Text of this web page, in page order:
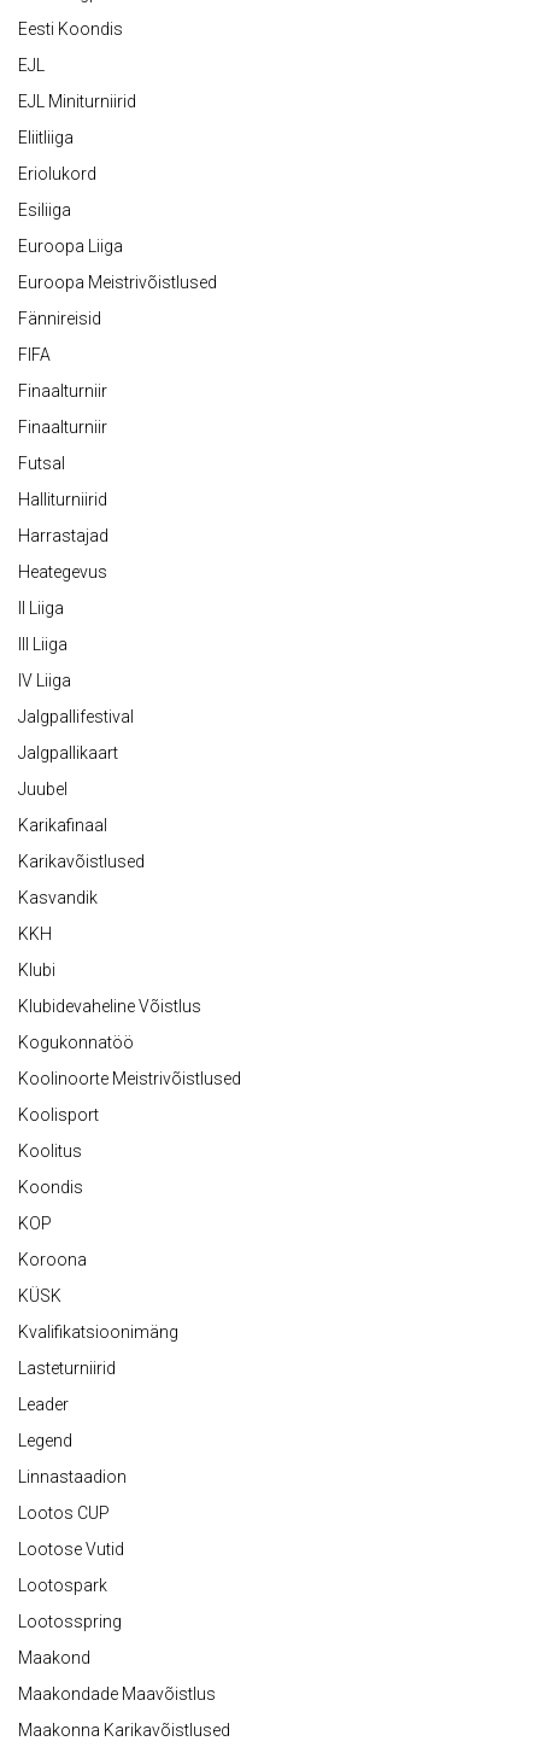
Eesti Koondis
EJL
EJL Miniturniirid
Eliitliiga
Eriolukord
Esiliiga
Euroopa Liiga
Euroopa Meistrivõistlused
Fännireisid
FIFA
Finaalturniir
Finaalturniir
Futsal
Halliturniirid
Harrastajad
Heategevus
II Liiga
III Liiga
IV Liiga
Jalgpallifestival
Jalgpallikaart
Juubel
Karikafinaal
Karikavõistlused
Kasvandik
KKH
Klubi
Klubidevaheline Võistlus
Kogukonnatöö
Koolinoorte Meistrivõistlused
Koolisport
Koolitus
Koondis
KOP
Koroona
KÜSK
Kvalifikatsioonimäng
Lasteturniirid
Leader
Legend
Linnastaadion
Lootos CUP
Lootose Vutid
Lootospark
Lootosspring
Maakond
Maakondade Maavõistlus
Maakonna Karikavõistlused